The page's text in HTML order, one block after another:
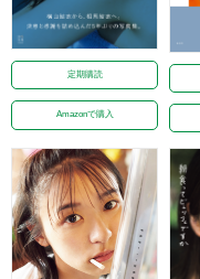
定期購読
Amazonで購入